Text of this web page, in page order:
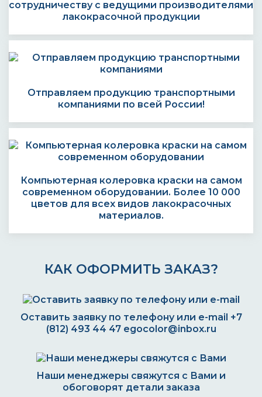
сотрудничеству с ведущими производителями
лакокрасочной продукции
Отправляем продукцию транспортными
компаниями по всей России!
Компьютерная колеровка краски на самом
современном оборудовании. Более 10 000
цветов для всех видов лакокрасочных
материалов.
КАК ОФОРМИТЬ ЗАКАЗ?
Оставить заявку по телефону или e-mail +7
(812) 493 44 47 egocolor@inbox.ru
Наши менеджеры свяжутся с Вами и
обоговорят детали заказа